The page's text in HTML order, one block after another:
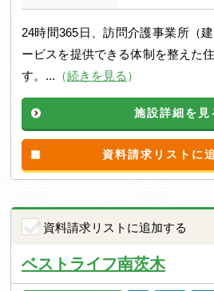
24時間365日、訪問介護事業所（
ービスを提供できる体制を整えた
す。... （続きを見る ）
施設詳細を見
資料請求リストに
資料請求リストに追加する
ベストライフ南茨木